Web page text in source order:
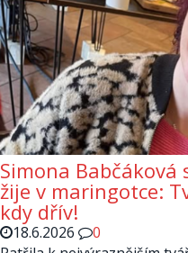
Simona
žije v maringotce:
kdy dřív!
18.6.2026
0